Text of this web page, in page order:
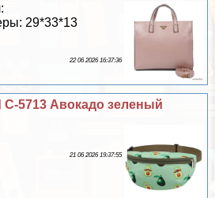
29*33*13
22 06 2026 16:37:36
С-5713 Авокадо зеленый
21 06 2026 19:37:55